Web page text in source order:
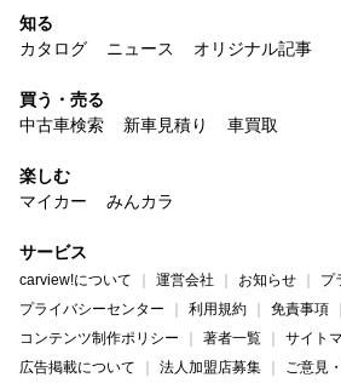
知る
カタログ
ニュース オリジナル記事
買う・売る
中古車検索
新車見積り 車買取
楽しむ
マイカー
みんカラ
サービス
carview!について 運営会社 お知らせ
プ
プライバシーセンター
利用規約
免責事項
コンテンツ制作ポリシー
著者一覧
サイト
広告掲載について
法人加盟店募集 ご意見